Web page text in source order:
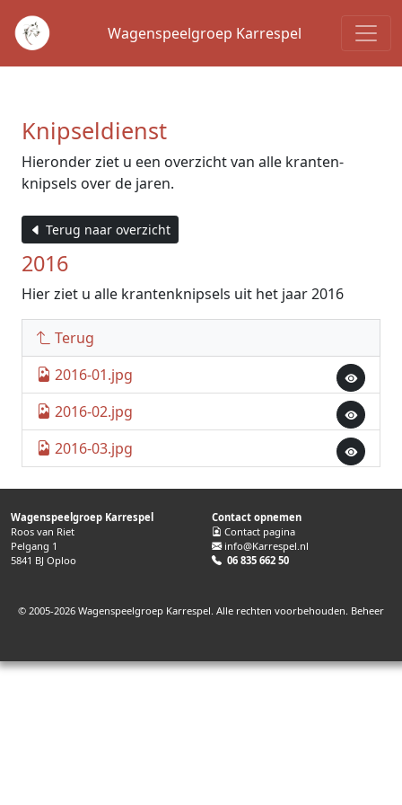
Wagenspeelgroep Karrespel
Knipseldienst
Hieronder ziet u een overzicht van alle kranten-
knipsels over de jaren.
Terug naar overzicht
2016
Hier ziet u alle krantenknipsels uit het jaar 2016
Terug
2016-01.jpg
2016-02.jpg
2016-03.jpg
Wagenspeelgroep Karrespel
Roos van Riet
Pelgang 1
5841 BJ Oploo
Contact opnemen
Contact pagina
info@Karrespel.nl
06 835 662 50
© 2005-2026 Wagenspeelgroep Karrespel. Alle rechten voorbehouden. Beheer